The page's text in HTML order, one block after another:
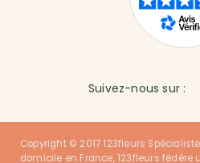
Suivez-nous sur :
Copyright © 2017 123fleurs
domicile en France, 123fleurs fédère